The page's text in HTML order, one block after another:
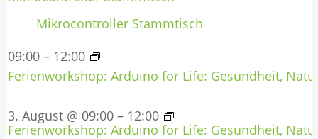
Mikrocontroller Stammtisch
09:00 – 12:00
Ferienworkshop: Arduino for Life: Gesundheit,
3. August @ 09:00 – 12:00
Ferienworkshop: Arduino for Life: Gesundheit,